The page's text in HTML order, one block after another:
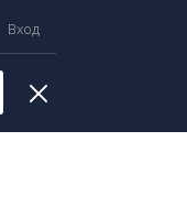
Вход